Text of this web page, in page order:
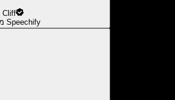
Cliff
מייסד Speechify